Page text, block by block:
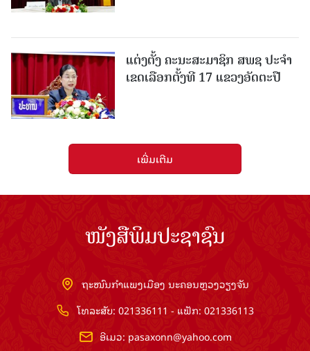
ແຕ່ງຕັ້ງ ຄະນະສະມາຊິກ ສພຊ ປະຈຳ
ເຂດເລືອກຕັ້ງທີ 17 ແຂວງອັດຕະປື
ເພີ່ມເຕີມ
ໜັງສືພິມປະຊາຊົນ
ຖະໜົນກຳແພງເມືອງ ນະຄອນຫຼວງວຽງຈັນ
ໂທລະສັບ: 021336111 - ແຟັກ: 021336113
ອີເມວ: pasaxonn@yahoo.com